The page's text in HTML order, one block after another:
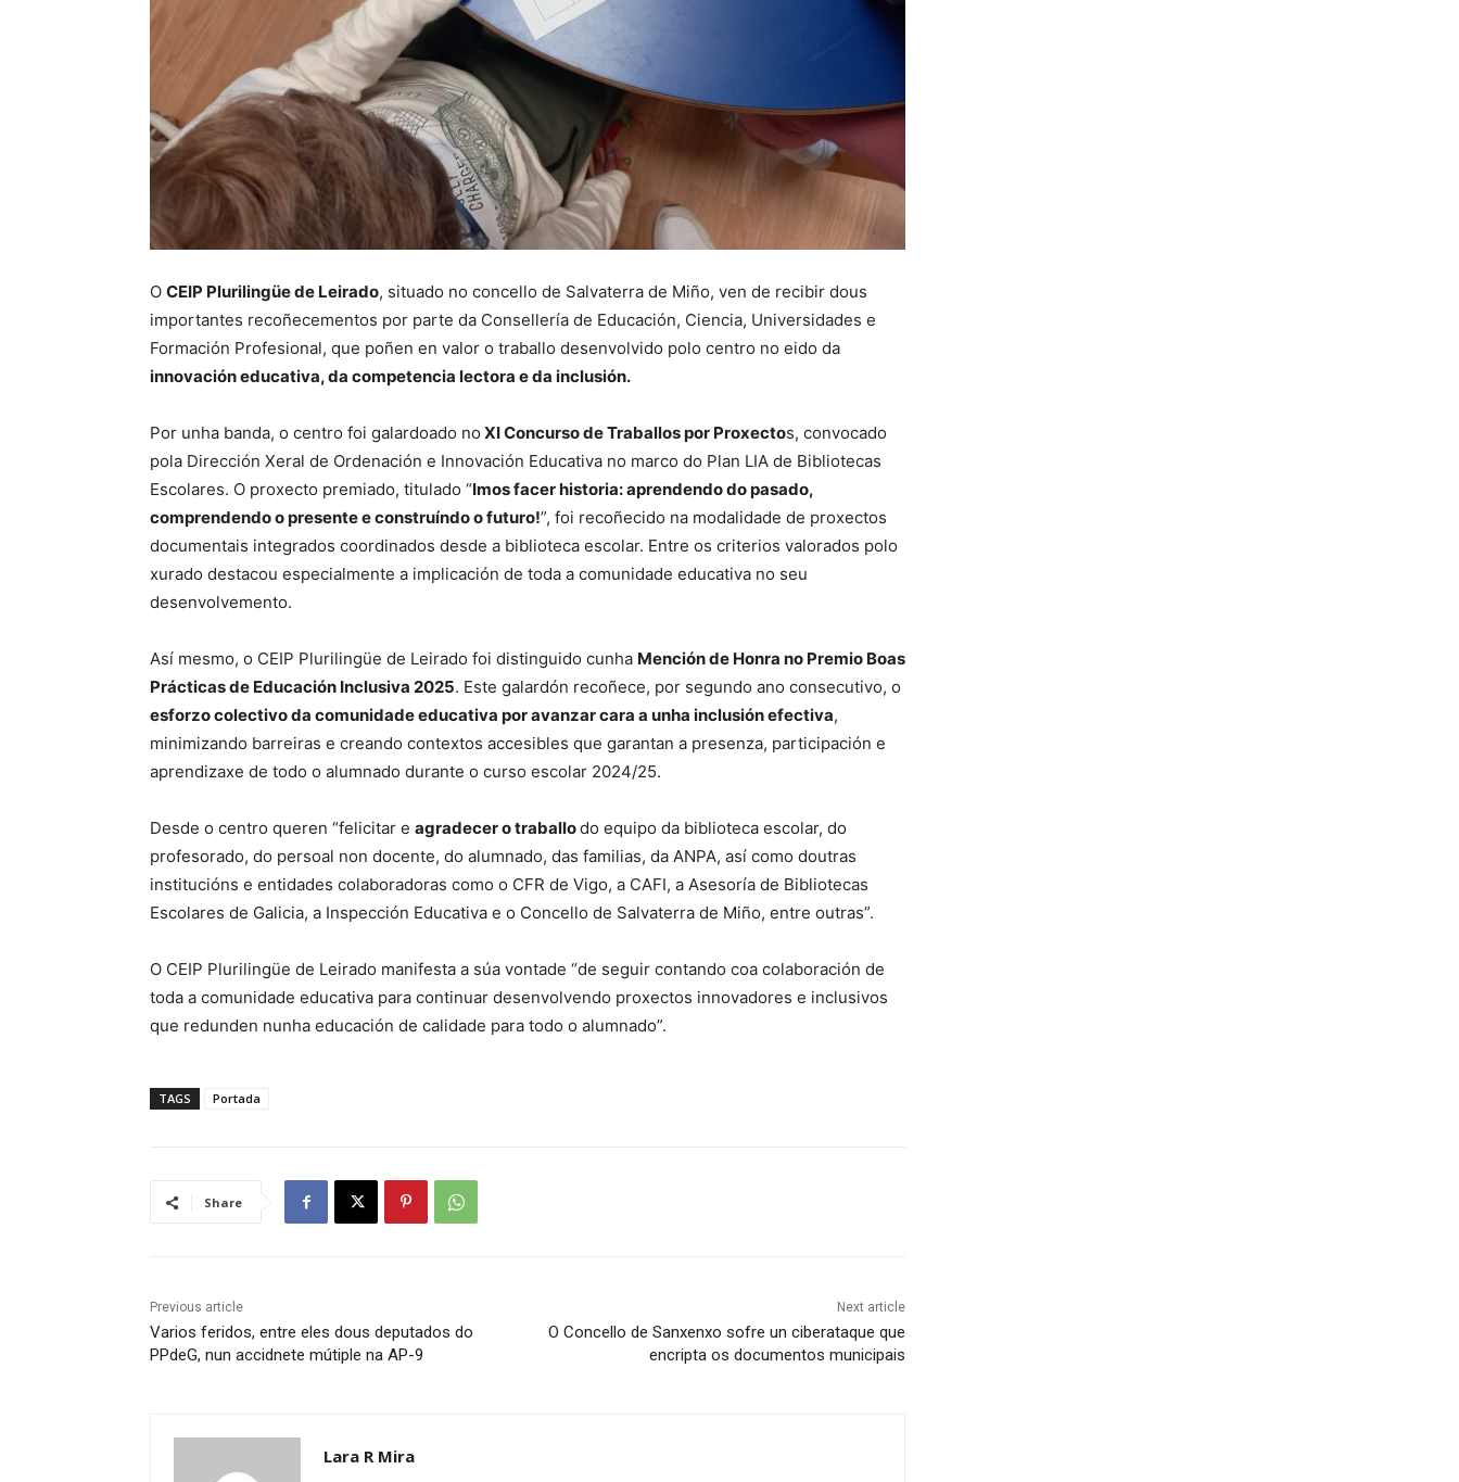
O CEIP Plurilingüe de Leirado, situado no concello de Salvaterra de Miño, ven de recibir dous
importantes recoñecementos por parte da Consellería de Educación, Ciencia, Universidades e
Formación Profesional, que poñen en valor o traballo desenvolvido polo centro no eido da
innovación educativa, da competencia lectora e da inclusión.
Por unha banda, o centro foi galardoado no XI Concurso de Traballos por Proxectos, convocado
pola Dirección Xeral de Ordenación e Innovación Educativa no marco do Plan LIA de Bibliotecas
Escolares. O proxecto premiado, titulado “Imos facer historia: aprendendo do pasado,
comprendendo o presente e construíndo o futuro!”, foi recoñecido na modalidade de proxectos
documentais integrados coordinados desde a biblioteca escolar. Entre os criterios valorados polo
xurado destacou especialmente a implicación de toda a comunidade educativa no seu
desenvolvemento.
Así mesmo, o CEIP Plurilingüe de Leirado foi distinguido cunha Mención de Honra no Premio Boas
Prácticas de Educación Inclusiva 2025. Este galardón recoñece, por segundo ano consecutivo, o
esforzo colectivo da comunidade educativa por avanzar cara a unha inclusión efectiva,
minimizando barreiras e creando contextos accesibles que garantan a presenza, participación e
aprendizaxe de todo o alumnado durante o curso escolar 2024/25.
Desde o centro queren “felicitar e agradecer o traballodo equipo da biblioteca escolar, do
profesorado, do persoal non docente, do alumnado, das familias, da ANPA, así como doutras
institucións e entidades colaboradoras como o CFR de Vigo, a CAFI, a Asesoría de Bibliotecas
Escolares de Galicia, a Inspección Educativa e o Concello de Salvaterra de Miño, entre outras”.
O CEIP Plurilingüe de Leirado manifesta a súa vontade “de seguir contando coa colaboración de
toda a comunidade educativa para continuar desenvolvendo proxectos innovadores e inclusivos
que redunden nunha educación de calidade para todo o alumnado”.
TAGS Portada
Share
Previous article
Varios feridos, entre eles dous deputados do
PPdeG, nun accidnete mútiple na AP-9
Next article
O Concello de Sanxenxo sofre un ciberataque que
encripta os documentos municipais
Lara R Mira